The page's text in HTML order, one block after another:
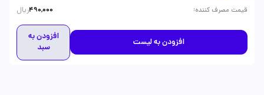
قیمت مصرف کننده:
490,000ریال
افزودن به لیست
افزودن به
سبد